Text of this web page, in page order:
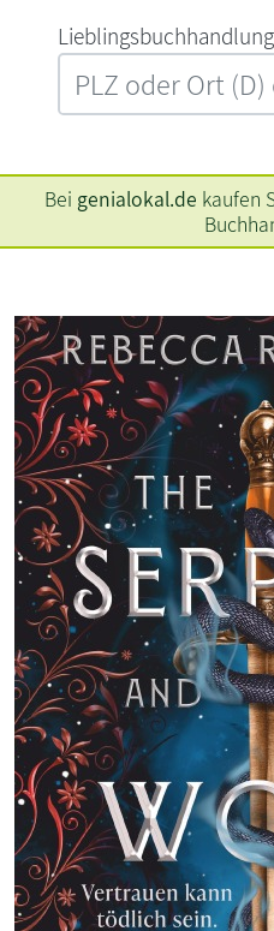
Bei genialokal.de kaufen